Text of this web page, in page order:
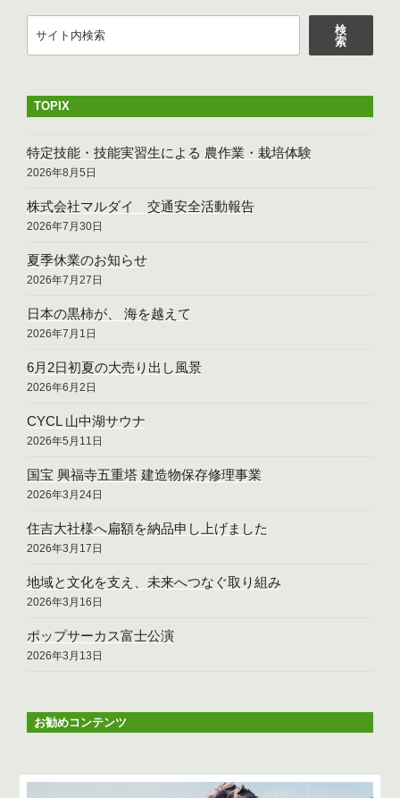
k
検
索
TOPIX
特定技能・技能実習生による 農作業・栽培体験
2026年8月5日
株式会社マルダイ 交通安全活動報告
2026年7月30日
夏季休業のお知らせ
2026年7月27日
日本の黒柿が、 海を越えて
2026年7月1日
6月2日初夏の大売り出し風景
2026年6月2日
CYCL 山中湖サウナ
2026年5月11日
国宝 興福寺五重塔 建造物保存修理事業
2026年3月24日
住吉大社様へ扁額を納品申し上げました
2026年3月17日
地域と文化を支え、未来へつなぐ取り組み
2026年3月16日
ポップサーカス富士公演
2026年3月13日
お勧めコンテンツ